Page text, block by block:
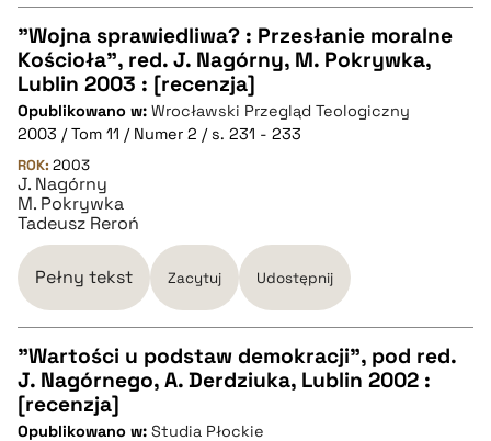
CZYSTY TEKST
pobierz cytat
BIBTEX
pobierz cytat
"Wojna sprawiedliwa? : Przesłanie moralne
Kościoła", red. J. Nagórny, M. Pokrywka,
Lublin 2003 : [recenzja]
Opublikowano w: Wrocławski Przegląd Teologiczny
2003 / Tom 11 / Numer 2 / s. 231 - 233
ROK: 2003
J. Nagórny
M. Pokrywka
Tadeusz Reroń
Pełny tekst Zacytuj Udostępnij
CZYSTY TEKST
"Wartości u podstaw demokracji", pod red.
J. Nagórnego, A. Derdziuka, Lublin 2002 :
[recenzja]
Opublikowano w: Studia Płockie